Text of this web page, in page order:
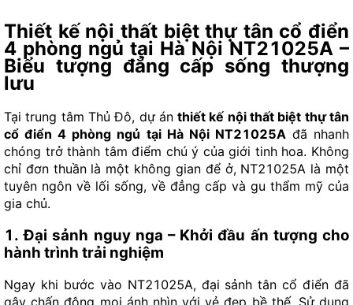
Thiết kế nội thất biệt thự tân cổ điển
4 phòng ngủ tại Hà Nội NT21025A –
Biểu tượng đẳng cấp sống thượng
lưu
Tại trung tâm Thủ Đô, dự ánthiết kế nội thất biệt thự tân
cổ điển 4 phòng ngủ tại Hà Nội NT21025A đã nhanh
chóng trở thành tâm điểm chú ý của giới tinh hoa. Không
chỉ đơn thuần là một không gian để ở, NT21025A là một
tuyên ngôn về lối sống, về đẳng cấp và gu thẩm mỹ của
gia chủ.
1. Đại sảnh nguy nga – Khởi đầu ấn tượng cho
hành trình trải nghiệm
Ngay khi bước vào NT21025A, đại sảnh tân cổ điển đã